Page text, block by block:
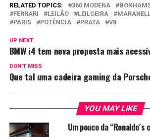
RELATED TOPICS: 360 MODENA
FERRARI
LEILÃO LEILOEIRA
PARIS
POTÊNCIA PRATA V8
UP NEXT
BMW i4 tem nova proposta mais
DON'T MISS
Que tal uma cadeira gaming da
YOU MAY LIKE
Um pouco da “Ronaldo´s